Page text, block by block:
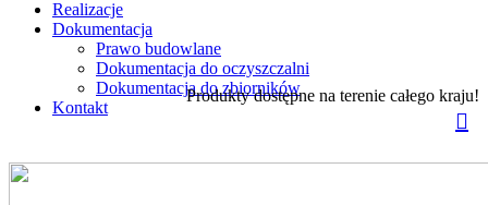
Realizacje
Dokumentacja
Prawo budowlane
Dokumentacja do oczyszczalni
Dokumentacja do zbiorników
Kontakt
Produkty dostępne na terenie całego kraju!